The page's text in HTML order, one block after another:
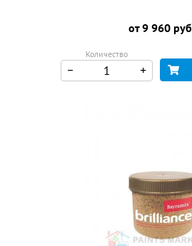
от 9 960 руб
Количество